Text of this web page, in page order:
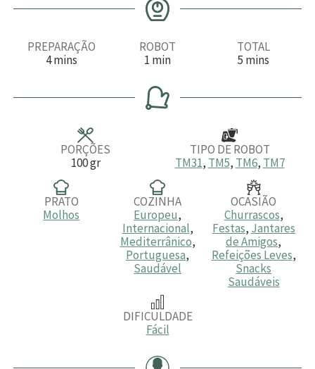
PREPARAÇÃO
4m
u
mins
ROBOT
1 m
n
u
t
min
TOTAL
5 m
u
mins
PORÇÕES
100gr
TIPO DE ROBOT
TM31, TM5, TM6, TM7
PRATO
Molhos
COZINHA
Europeu,
Internacional,
Mediterrânico,
Portuguesa,
Saudável
OCASIÃO
Churrascos,
Festas, Jantares
de Amigos,
Refeições Leves,
Snacks
Saudáveis
DIFICULDADE
Fácil